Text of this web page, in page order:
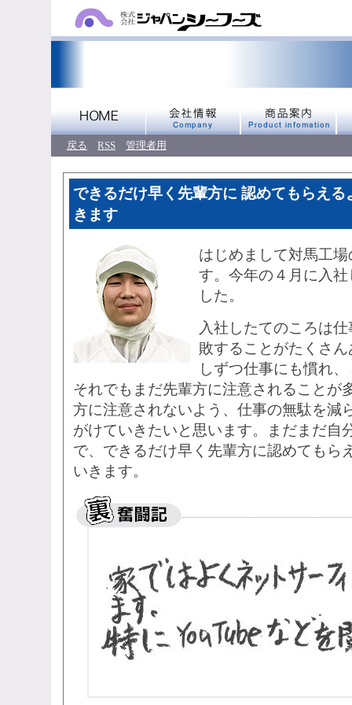
戻る RSS 管理者用
できるだけ早く先輩方に 認めてもらえ
きます
はじめまして対馬工
す。今年の４月に入
した。
入社したてのころは
敗することがたくさ
しずつ仕事にも慣れ
それでもまだ先輩方に注意されることが
方に注意されないよう、仕事の無駄を減
がけていきたいと思います。まだまだ自
で、できるだけ早く先輩方に認めてもら
いきます。